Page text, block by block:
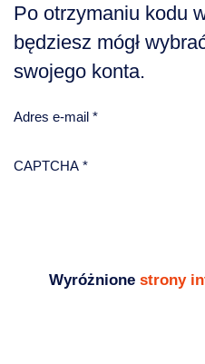
Po otrzymaniu kodu
będziesz mógł
swojego konta.
Adres e-mail *
CAPTCHA *
Wyróżnione strony